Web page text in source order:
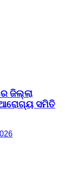
ଜିଲ୍ଲା
ଆରୋଗ୍ୟ ସମିତି